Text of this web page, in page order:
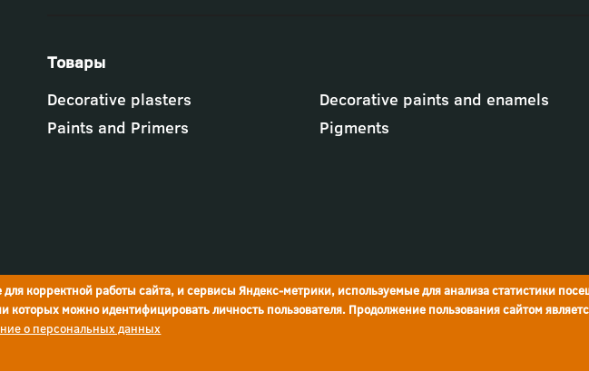
Футер
-
меню
"Товары"
Decorative plasters Decorative paints and enamels
Paints and Primers
Pigments
Company details
корректной работы сайта, и сервисы Яндекс-метрики, используемые для анализа статистики
которых можно идентифицировать личность пользователя. Продолжение пользования сайтом
о персональных данных